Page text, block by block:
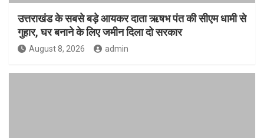
उत्तराखंड के सबसे बड़े आयकर दाता ऋषभ पंत की सीएम धामी से
गुहार, घर बनाने के लिए जमीन दिला दो सरकार
August 8, 2026 admin